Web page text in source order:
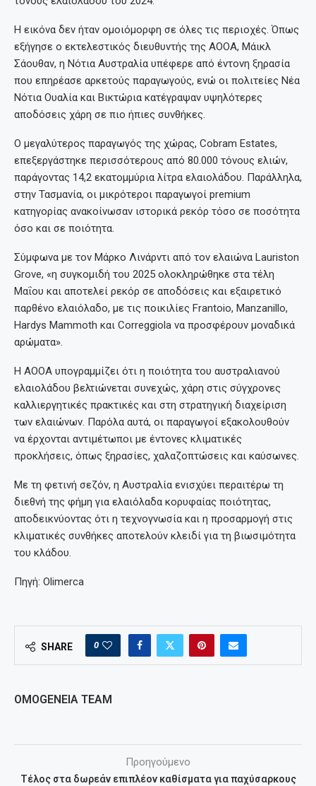
Η εικόνα δεν ήταν ομοιόμορφη σε όλες τις περιοχές. Όπως
εξήγησε ο εκτελεστικός διευθυντής της AOOA, Μάικλ
Σάουθαν, η Νότια Αυστραλία υπέφερε από έντονη ξηρασία
που επηρέασε αρκετούς παραγωγούς, ενώ οι πολιτείες Νέα
Νότια Ουαλία και Βικτώρια κατέγραψαν υψηλότερες
αποδόσεις χάρη σε πιο ήπιες συνθήκες.
Ο μεγαλύτερος παραγωγός της χώρας, Cobram Estates,
επεξεργάστηκε περισσότερους από 80.000 τόνους ελιών,
παράγοντας 14,2 εκατομμύρια λίτρα ελαιολάδου. Παράλληλα,
στην Τασμανία, οι μικρότεροι παραγωγοί premium
κατηγορίας ανακοίνωσαν ιστορικά ρεκόρ τόσο σε ποσότητα
όσο και σε ποιότητα.
Σύμφωνα με τον Μάρκο Λινάρντι από τον ελαιώνα Lauriston
Grove, «η συγκομιδή του 2025 ολοκληρώθηκε στα τέλη
Μαΐου και αποτελεί ρεκόρ σε αποδόσεις και εξαιρετικό
παρθένο ελαιόλαδο, με τις ποικιλίες Frantoio, Manzanillo,
Hardys Mammoth και Correggiola να προσφέρουν μοναδικά
αρώματα».
Η AOOA υπογραμμίζει ότι η ποιότητα του αυστραλιανού
ελαιολάδου βελτιώνεται συνεχώς, χάρη στις σύγχρονες
καλλιεργητικές πρακτικές και στη στρατηγική διαχείριση
των ελαιώνων. Παρόλα αυτά, οι παραγωγοί εξακολουθούν
να έρχονται αντιμέτωποι με έντονες κλιματικές
προκλήσεις, όπως ξηρασίες, χαλαζοπτώσεις και καύσωνες.
Με τη φετινή σεζόν, η Αυστραλία ενισχύει περαιτέρω τη
διεθνή της φήμη για ελαιόλαδα κορυφαίας ποιότητας,
αποδεικνύοντας ότι η τεχνογνωσία και η προσαρμογή στις
κλιματικές συνθήκες αποτελούν κλειδί για τη βιωσιμότητα
του κλάδου.
Πηγή: Olimerca
SHARE 0
OMOGENEIA TEAM
Προηγούμενο
Τέλος στα δωρεάν επιπλέον καθίσματα για παχύσαρκους